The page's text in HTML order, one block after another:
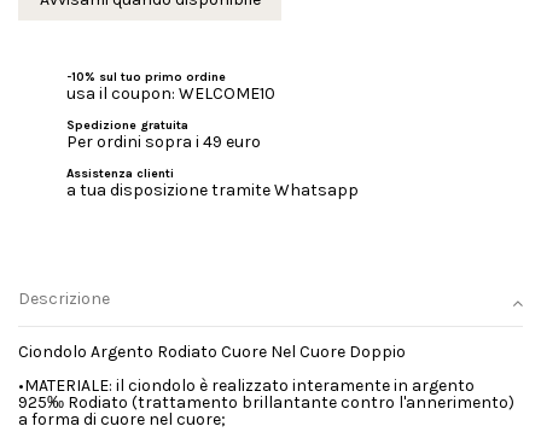
-10% sul tuo primo ordine
usa il coupon: WELCOME10
Spedizione gratuita
Per ordini sopra i 49 euro
Assistenza clienti
a tua disposizione tramite Whatsapp
Descrizione
Ciondolo Argento Rodiato Cuore Nel Cuore Doppio
•MATERIALE: il ciondolo è realizzato interamente in argento
925‰ Rodiato (trattamento brillantante contro l'annerimento)
a forma di cuore nel cuore;